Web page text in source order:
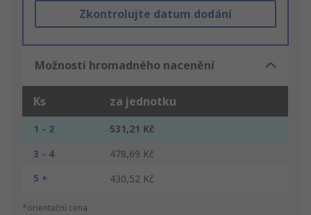
Zkontrolujte datum dodání
Možnosti hromadného nacenění
Ks za jednotku
1 - 2
531,21 Kč
3 - 4
478,69 Kč
5 +
430,52 Kč
*orientační cena